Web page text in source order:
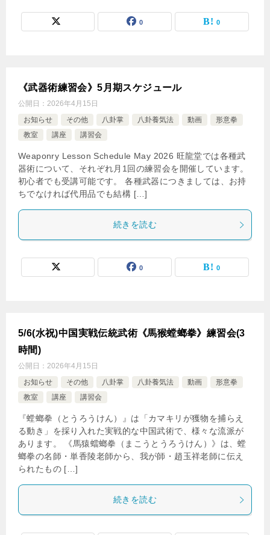
0 0
《武器術練習会》5月期スケジュール
公開日： 2026年4月15日
お知らせ
その他 八卦掌 八卦養気法 動画
形意拳
教室
講座 講習会
Weaponry Lesson Schedule May 2026 旺龍堂では各種武
器術について、それぞれ月1回の練習会を開催しています。
初心者でも受講可能です。 各種武器につきましては、お持
ちでなければ代用品でも結構 […]
続きを読む
0 0
5/6(水祝)中国実戦伝統武術《馬猴螳螂拳》練習会(3
時間)
公開日： 2026年4月15日
お知らせ
その他 八卦掌 八卦養気法 動画
形意拳
教室
講座 講習会
『螳螂拳（とうろうけん）』は「カマキリが獲物を捕らえ
る動き」を採り入れた実戦的な中国武術で、様々な流派が
あります。 《馬猿蟷螂拳（まこうとうろうけん）》は、螳
螂拳の名師・単香陵老師から、我が師・趙玉祥老師に伝え
られたもの […]
続きを読む